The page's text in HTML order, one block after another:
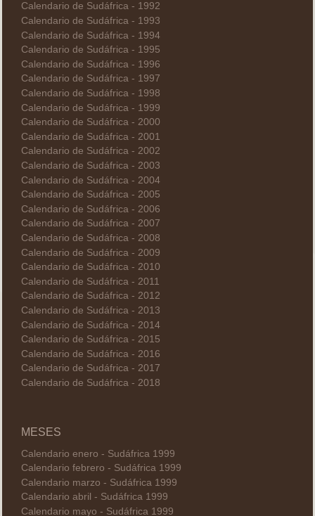
Calendario de Sudáfrica - 1992
Calendario de Sudáfrica - 1993
Calendario de Sudáfrica - 1994
Calendario de Sudáfrica - 1995
Calendario de Sudáfrica - 1996
Calendario de Sudáfrica - 1997
Calendario de Sudáfrica - 1998
Calendario de Sudáfrica - 1999
Calendario de Sudáfrica - 2000
Calendario de Sudáfrica - 2001
Calendario de Sudáfrica - 2002
Calendario de Sudáfrica - 2003
Calendario de Sudáfrica - 2004
Calendario de Sudáfrica - 2005
Calendario de Sudáfrica - 2006
Calendario de Sudáfrica - 2007
Calendario de Sudáfrica - 2008
Calendario de Sudáfrica - 2009
Calendario de Sudáfrica - 2010
Calendario de Sudáfrica - 2011
Calendario de Sudáfrica - 2012
Calendario de Sudáfrica - 2013
Calendario de Sudáfrica - 2014
Calendario de Sudáfrica - 2015
Calendario de Sudáfrica - 2016
Calendario de Sudáfrica - 2017
Calendario de Sudáfrica - 2018
MESES
Calendario enero - Sudáfrica 1999
Calendario febrero - Sudáfrica 1999
Calendario marzo - Sudáfrica 1999
Calendario abril - Sudáfrica 1999
Calendario mayo - Sudáfrica 1999